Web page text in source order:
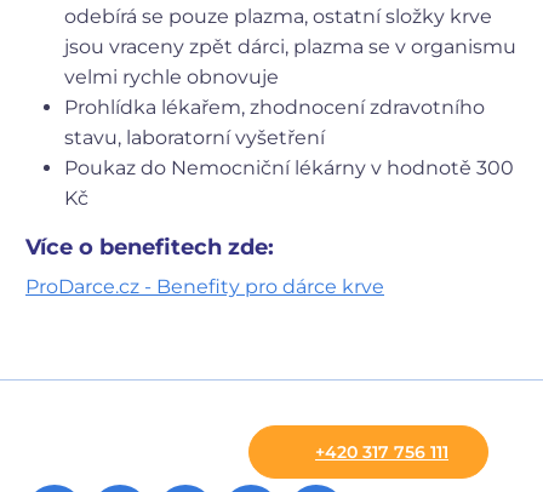
odebírá se pouze plazma, ostatní složky krve
jsou vraceny zpět dárci, plazma se v organismu
velmi rychle obnovuje
Prohlídka lékařem, zhodnocení zdravotního
stavu, laboratorní vyšetření
Poukaz do Nemocniční lékárny v hodnotě 300
Kč
Více o benefitech zde:
ProDarce.cz - Benefity pro dárce krve
+420 317 756 111